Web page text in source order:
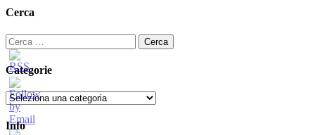
Cerca
Ricerca
per:
Categorie
Categorie
Info